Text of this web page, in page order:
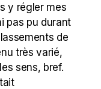
y régler mes
pas pu durant
de
très varié,
sens, bref.